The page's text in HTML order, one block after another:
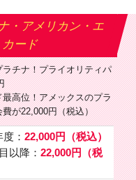
・アメリカン・エ
ード
チナ！プライオリティパ
高位！アメックスのプラ
が22,000円（税込）
： 22,000円（税込）
以降： 22,000円（税